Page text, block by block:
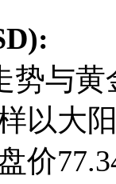
势与
以大
价